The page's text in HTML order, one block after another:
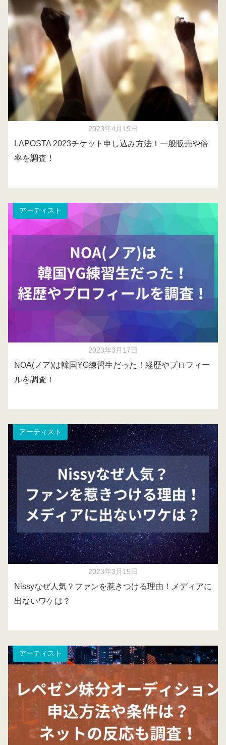
2023年4月19日
LAPOSTA 2023チケット申し込み方法！一般販売や倍
率を調査！
アーティスト
2023年3月17日
NOA(ノア)は韓国YG練習生だった！経歴やプロフィー
ルを調査！
アーティスト
2023年3月15日
Nissyなぜ人気？ファンを惹きつける理由！メディアに
出ないワケは？
アーティスト